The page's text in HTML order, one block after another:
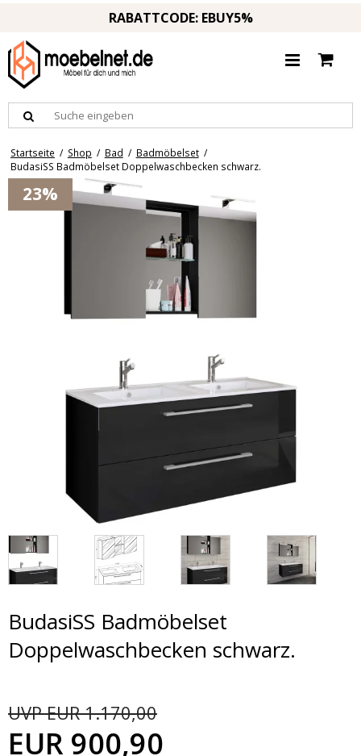
RABATTCODE: EBUY5%
Startseite / Shop / Bad / Badmöbelset /
BudasiSS Badmöbelset Doppelwaschbecken schwarz.
23%
BudasiSS Badmöbelset
Doppelwaschbecken schwarz.
EUR 900,90
UVP EUR 1.170,00